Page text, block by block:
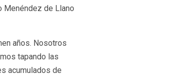
Menéndez de Llano
años. Nosotros
tapando las
acumulados de